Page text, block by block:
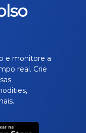
e monitore a
real. Crie